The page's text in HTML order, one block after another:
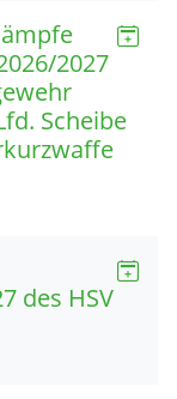
2027
Scheibe
des HSV